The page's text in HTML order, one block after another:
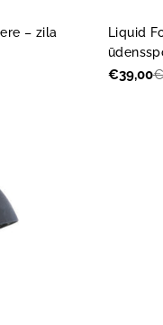
– zila
Liquid
Akcijas
€39,00
Parastā